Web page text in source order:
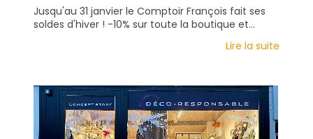
Jusqu'au 31 janvier le Comptoir François fait ses
soldes d'hiver ! -10% sur toute la boutique et...
Lire la suite